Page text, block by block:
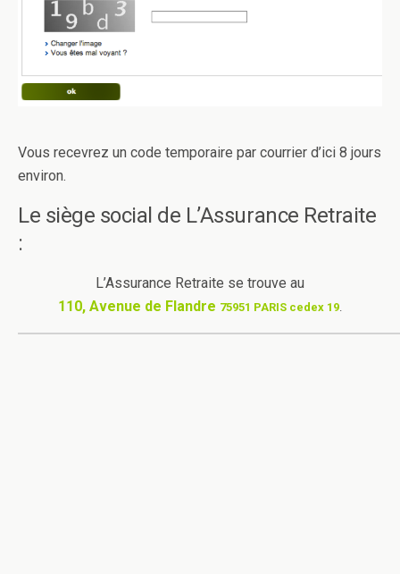
Vous recevrez un code temporaire par courrier d’ici 8 jours
environ.
Le siège social de L’Assurance Retraite
:
L’Assurance Retraite se trouve au
110, Avenue de Flandre 75951 PARIS cedex 19